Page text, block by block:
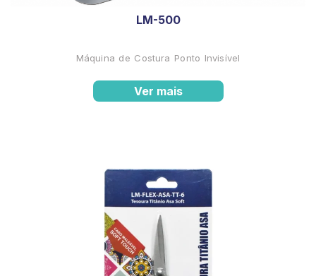
LM-500
Máquina de Costura Ponto Invisível
Ver mais